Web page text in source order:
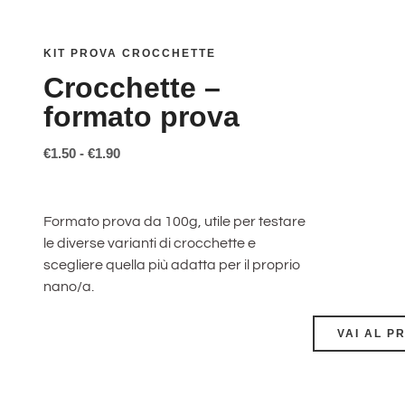
KIT PROVA CROCCHETTE
Crocchette –
formato prova
€1.50 - €1.90
Formato prova da 100g, utile per testare
le diverse varianti di crocchette e
scegliere quella più adatta per il proprio
nano/a.
VAI AL